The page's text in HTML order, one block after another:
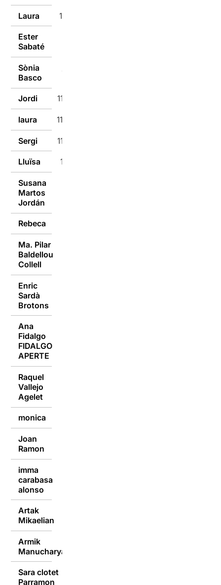
Laura 11/01/2016
Ester
Sabaté
Sònia
Basco
11/01/2016
Jordi 11/01/2016
laura 11/01/2016
Sergi 11/01/2016
Lluïsa 11/01/2016
Susana
Martos
Jordán
Rebeca
Ma. Pilar
Baldellou
Collell
Enric
Sardà
Brotons
Ana
Fidalgo
FIDALGO
APERTE
Raquel
Vallejo
Agelet
monica
Joan
Ramon
imma
carabasa
alonso
Artak
Mikaelian
Armik
Manucharyan
Sara clotet
Parramon